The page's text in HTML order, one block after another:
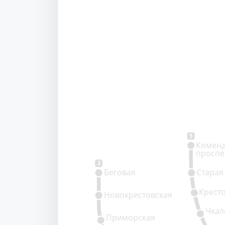
3
5
Приморская
Новокрестовская
Беговая